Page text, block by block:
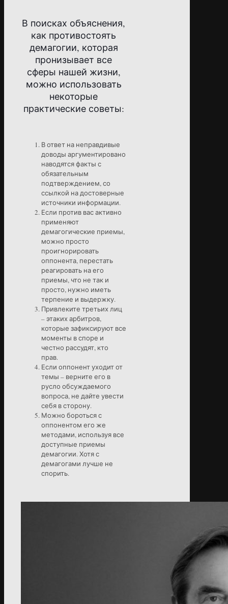
В поисках объяснения,
как противостоять
демагогии, которая
пронизывает все
сферы нашей жизни,
можно использовать
некоторые
практические советы:
В ответ на неправдивые
доводы аргументировано
наводятся факты с
обязательным
подтверждением, со
ссылкой на достоверные
источники информации.
Если против вас активно
применяют
демагогические приемы,
можно просто
проигнорировать
оппонента, перестать
реагировать на его
приемы, что не так и
просто, нужно иметь
терпение и выдержку.
Привлеките третьих лиц
– этаких арбитров,
которые зафиксируют все
моменты в споре и
честно рассудят, кто
прав.
Если оппонент уходит от
темы – верните его в
русло обсуждаемого
вопроса, не дайте увести
себя в сторону.
Можно бороться с
оппонентом его же
методами, используя все
доступные приемы
демагогии. Хотя с
демагогами лучше не
спорить.